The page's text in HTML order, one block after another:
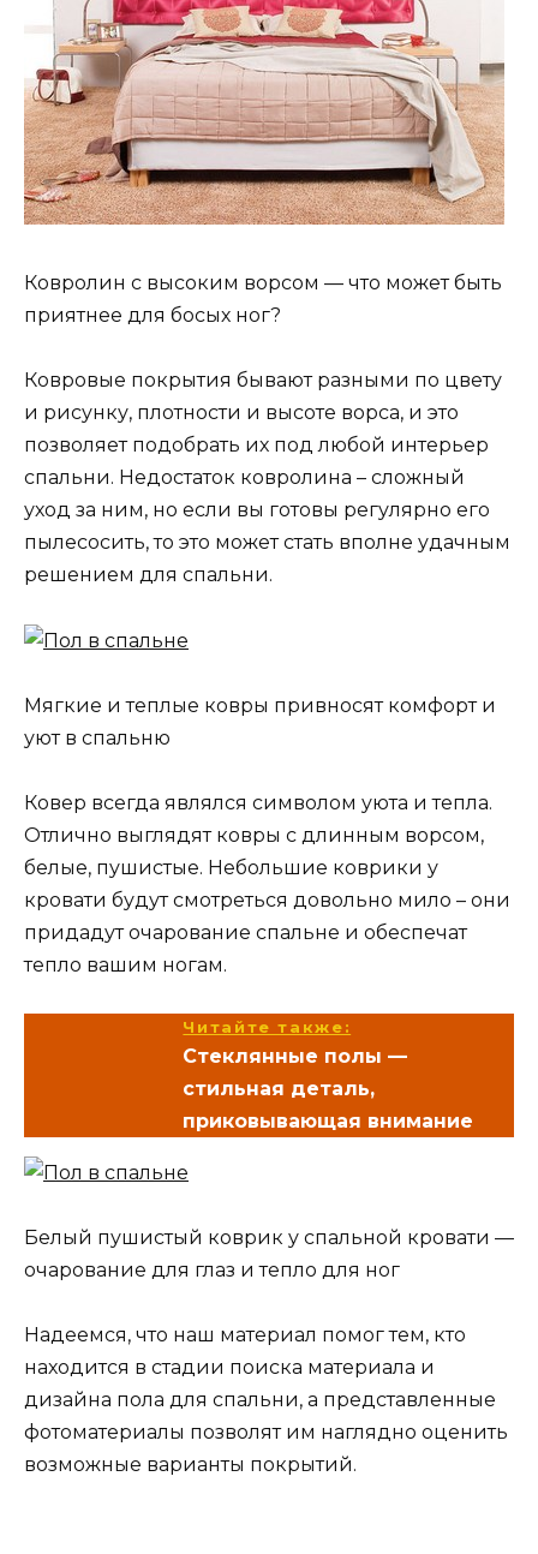
Ковролин с высоким ворсом — что может быть
приятнее для босых ног?
Ковровые покрытия бывают разными по цвету
и рисунку, плотности и высоте ворса, и это
позволяет подобрать их под любой интерьер
спальни. Недостаток ковролина – сложный
уход за ним, но если вы готовы регулярно его
пылесосить, то это может стать вполне удачным
решением для спальни.
Мягкие и теплые ковры привносят комфорт и
уют в спальню
Ковер всегда являлся символом уюта и тепла.
Отлично выглядят ковры с длинным ворсом,
белые, пушистые. Небольшие коврики у
кровати будут смотреться довольно мило – они
придадут очарование спальне и обеспечат
тепло вашим ногам.
Читайте также:
Стеклянные полы —
стильная деталь,
приковывающая внимание
Белый пушистый коврик у спальной кровати —
очарование для глаз и тепло для ног
Надеемся, что наш материал помог тем, кто
находится в стадии поиска материала и
дизайна пола для спальни, а представленные
фотоматериалы позволят им наглядно оценить
возможные варианты покрытий.